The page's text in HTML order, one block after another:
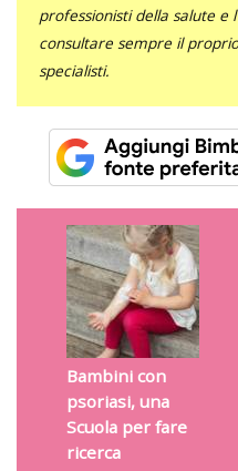
professionisti della salute e
consultare sempre il
specialisti.
Bambini con
psoriasi, una
Scuola per fare
ricerca